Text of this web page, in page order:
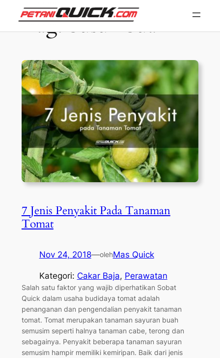
Tag:busuk buah
7 Jenis Penyakit Pada Tanaman
Tomat
Nov 24, 2018—olehMas Quick
Kategori: Cakar Baja, Perawatan
Salah satu faktor yang wajib diperhatikan Sobat
Quick dalam usaha budidaya tomat adalah
penanganan dan pengendalian penyakit tanaman
tomat. Tomat merupakan tanaman sayuran buah
semusim seperti halnya tanaman cabe, terong dan
sebagainya. Penyakit beberapa tanaman sayuran
semusim hampir memiliki kemiripan. Baik dari jenis